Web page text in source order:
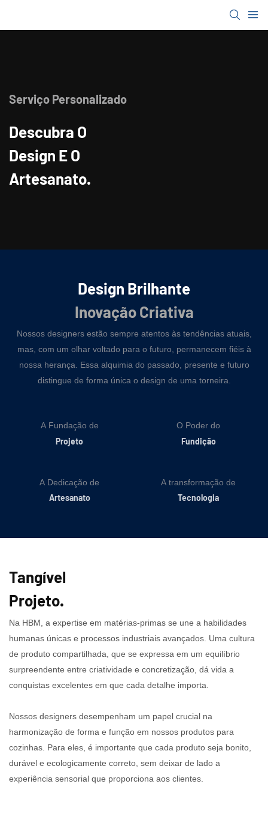
Serviço Personalizado
Descubra O
Design E O
Artesanato.
Design Brilhante
Inovação Criativa
Nossos designers estão sempre atentos às tendências atuais,
mas, com um olhar voltado para o futuro, permanecem fiéis à
nossa herança. Essa alquimia do passado, presente e futuro
distingue de forma única o design de uma torneira.
A Fundação de
Projeto
O Poder do
Fundição
A Dedicação de
Artesanato
A transformação de
Tecnologia
Tangível
Projeto.
Na HBM, a expertise em matérias-primas se une a habilidades
humanas únicas e processos industriais avançados. Uma cultura
de produto compartilhada, que se expressa em um equilíbrio
surpreendente entre criatividade e concretização, dá vida a
conquistas excelentes em que cada detalhe importa.
Nossos designers desempenham um papel crucial na
harmonização de forma e função em nossos produtos para
cozinhas. Para eles, é importante que cada produto seja bonito,
durável e ecologicamente correto, sem deixar de lado a
experiência sensorial que proporciona aos clientes.